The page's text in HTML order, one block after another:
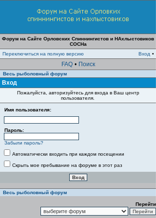
Форум на Сайте Орловских Спиннингистов и НАхлыстовиков
СОСНа
Переключиться на полную версию
Вход •
FAQ • Поиск
Весь рыболовный форум
Вход
Пожалуйста, авторизуйтесь для входа в Ваш центр
пользователя.
Имя пользователя:
Пароль:
Забыли пароль?
Автоматически входить при каждом посещении
Скрыть мое пребывание на форуме в этот раз
Весь рыболовный форум
Перейти